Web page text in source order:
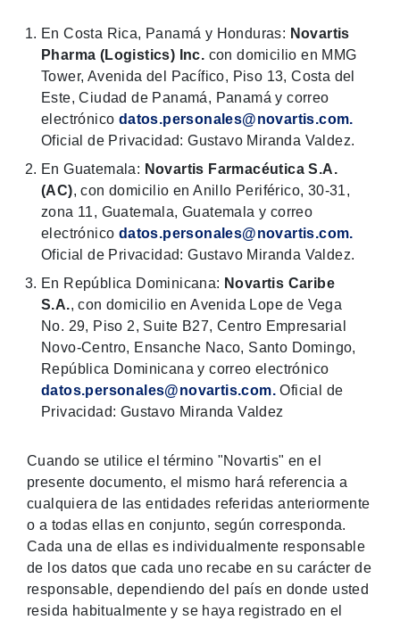
En Costa Rica, Panamá y Honduras: Novartis
Pharma (Logistics) Inc. con domicilio en MMG
Tower, Avenida del Pacífico, Piso 13, Costa del
Este, Ciudad de Panamá, Panamá y correo
electrónico datos.personales@novartis.com.
Oficial de Privacidad: Gustavo Miranda Valdez.
En Guatemala: Novartis Farmacéutica S.A.
(AC), con domicilio en Anillo Periférico, 30-31,
zona 11, Guatemala, Guatemala y correo
electrónico datos.personales@novartis.com.
Oficial de Privacidad: Gustavo Miranda Valdez.
En República Dominicana: Novartis Caribe
S.A., con domicilio en Avenida Lope de Vega
No. 29, Piso 2, Suite B27, Centro Empresarial
Novo-Centro, Ensanche Naco, Santo Domingo,
República Dominicana y correo electrónico
datos.personales@novartis.com. Oficial de
Privacidad: Gustavo Miranda Valdez
Cuando se utilice el término "Novartis" en el
presente documento, el mismo hará referencia a
cualquiera de las entidades referidas anteriormente
o a todas ellas en conjunto, según corresponda.
Cada una de ellas es individualmente responsable
de los datos que cada uno recabe en su carácter de
responsable, dependiendo del país en donde usted
resida habitualmente y se haya registrado en el